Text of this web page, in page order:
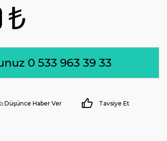
₺
0 533 963 39 33
Düşünce Haber Ver Tavsiye Et